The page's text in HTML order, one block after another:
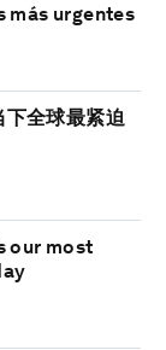
más urgentes
下全球最紧迫
our most